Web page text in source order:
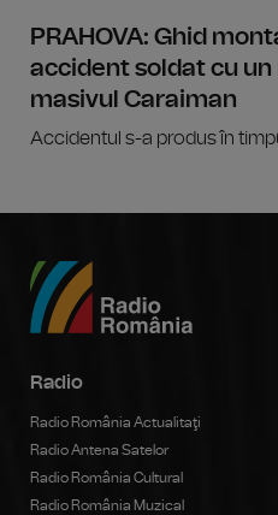
PRAHOVA: Ghid
accident soldat cu
masivul Caraiman
Accidentul s-a produs în
Radio
Radio România Actualitaţi
Radio Antena Satelor
Radio România Cultural
Radio România Muzical